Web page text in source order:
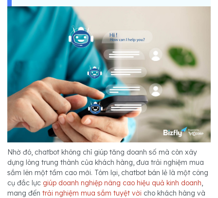
Nhờ đó, chatbot không chỉ giúp tăng doanh số mà còn xây
dựng lòng trung thành của khách hàng, đưa trải nghiệm mua
sắm lên một tầm cao mới. Tóm lại, chatbot bán lẻ là một công
cụ đắc lực giúp doanh nghiệp nâng cao hiệu quả kinh doanh,
mang đến trải nghiệm mua sắm tuyệt vời cho khách hàng và